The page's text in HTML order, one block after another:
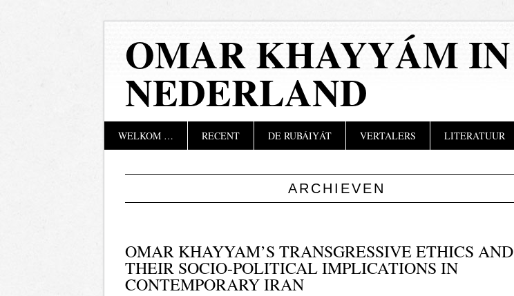
OMAR KHAYYÁM IN
NEDERLAND
Hoofdmenu
springen
WELKOM … RECENT DE RUBÁIYÁT VERTALERS LITERATUUR
ARCHIEVEN
OMAR KHAYYAM’S TRANSGRESSIVE ETHICS AND
THEIR SOCIO-POLITICAL IMPLICATIONS IN
CONTEMPORARY IRAN